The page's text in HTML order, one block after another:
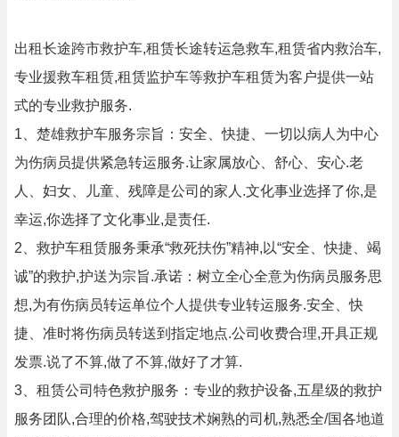
出租长途跨市救护车,租赁长途转运急救车,租赁省内救治车,
专业援救车租赁,租赁监护车等救护车租赁为客户提供一站
式的专业救护服务.
1、楚雄救护车服务宗旨：安全、快捷、一切以病人为中心
为伤病员提供紧急转运服务.让家属放心、舒心、安心.老
人、妇女、儿童、残障是公司的家人.文化事业选择了你,是
幸运,你选择了文化事业,是责任.
2、救护车租赁服务秉承“救死扶伤”精神,以“安全、快捷、竭
诚”的救护,护送为宗旨.承诺：树立全心全意为伤病员服务思
想,为有伤病员转运单位个人提供专业转运服务.安全、快
捷、准时将伤病员转送到指定地点.公司收费合理,开具正规
发票.说了不算,做了不算,做好了才算.
3、租赁公司特色救护服务：专业的救护设备,五星级的救护
服务团队,合理的价格,驾驶技术娴熟的司机,熟悉全/国各地道